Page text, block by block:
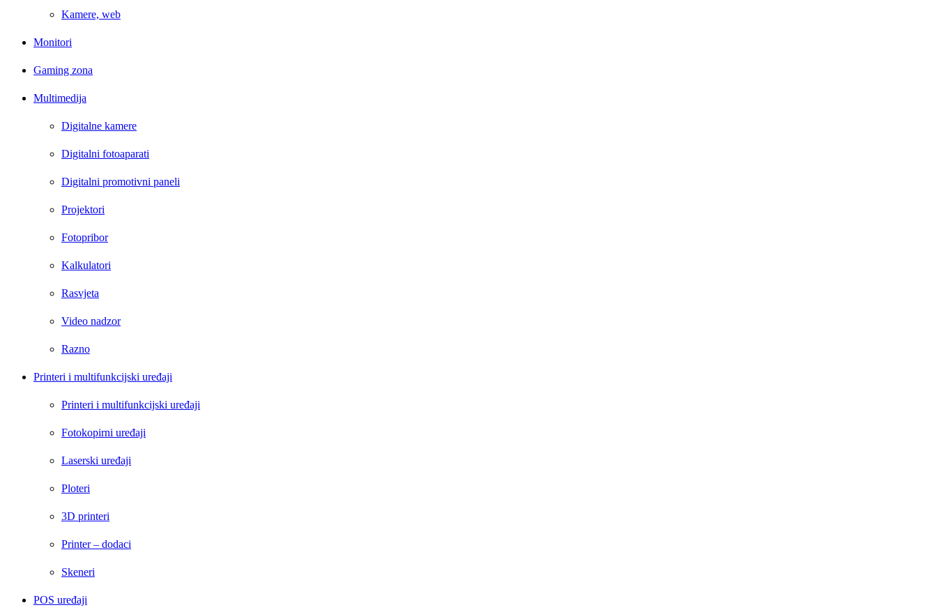
Kamere, web
Monitori
Gaming zona
Multimedija
Digitalne kamere
Digitalni fotoaparati
Digitalni promotivni paneli
Projektori
Fotopribor
Kalkulatori
Rasvjeta
Video nadzor
Razno
Printeri i multifunkcijski uređaji
Printeri i multifunkcijski uređaji
Fotokopirni uređaji
Laserski uređaji
Ploteri
3D printeri
Printer – dodaci
Skeneri
POS uređaji